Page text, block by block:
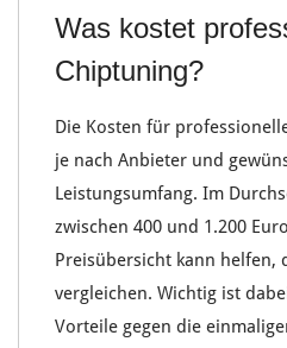
Was kostet
Chiptuning?
Die Kosten für
je nach Anbieter und
Leistungsumfang. Im
zwischen 400 und 1.200 Euro
Preisübersicht kann helfen,
vergleichen. Wichtig ist
Vorteile gegen die